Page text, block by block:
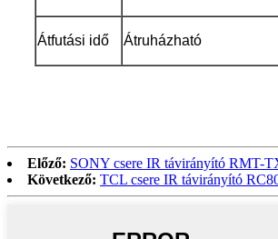
Átfutási idő Átruházható
Előző: SONY csere IR távirányító RMT-
Következő: TCL csere IR távirányító